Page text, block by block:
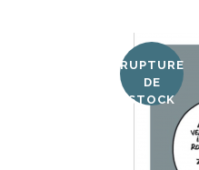
RUPTURE
DE
STOCK